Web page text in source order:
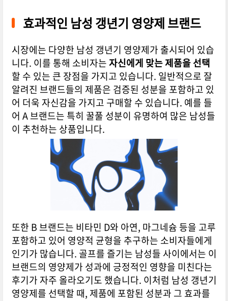
효과적인 남성 갱년기 영양제 브랜드
시장에는 다양한 남성 갱년기 영양제가 출시되어 있습
니다. 이를 통해 소비자는자신에게 맞는 제품을 선택
할 수 있는 큰 장점을 가지고 있습니다. 일반적으로 잘
알려진 브랜드들의 제품은 검증된 성분을 포함하고 있
어 더욱 자신감을 가지고 구매할 수 있습니다. 예를 들
어 A 브랜드는 특히 꿀풀 성분이 유명하여 많은 남성들
이 추천하는 상품입니다.
또한 B 브랜드는 비타민 D와 아연, 마그네슘 등을 고루
포함하고 있어 영양적 균형을 추구하는 소비자들에게
인기가 많습니다. 골프를 즐기는 남성들 사이에서는 이
브랜드의 영양제가 성과에 긍정적인 영향을 미친다는
후기가 자주 올라오기도 했습니다. 이처럼 남성 갱년기
영양제를 선택할 때, 제품에 포함된 성분과 그 효과를